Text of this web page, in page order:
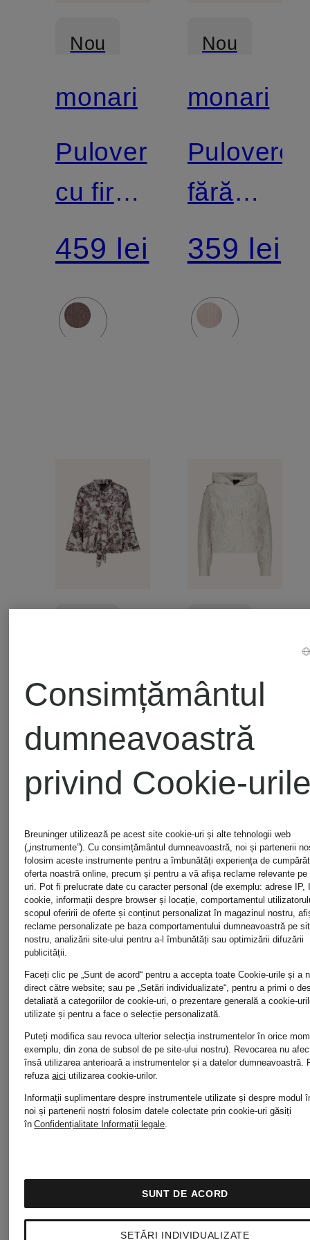
Nou
monari
Pulover
cu fire
strălucitoare
459 lei
Nou
monari
Pulovere
fără
mâneci
359 lei
monari
Bluză
cu
și
volane
669 lei
monari
Hanorac
tricotat
strălucitor
și
paiete
819 lei
Nou
Certificat
monari
monari
Consimțământul
dumneavoastră
privind Cookie-
Breuninger utilizează pe acest site cookie-uri și alte tehnologii web
(„instrumente”). Cu consimțământul dumneavoastră, noi și partenerii
folosim aceste instrumente pentru a îmbunătăți experiența de
oferta noastră online, precum și pentru a vă afișa reclame relevante
uri. Pot fi prelucrate date cu caracter personal (de exemplu: adrese IP,
cookie, informații despre browser și locație, comportamentul
scopul oferirii de oferte și conținut personalizat în magazinul nostru,
reclame personalizate pe baza comportamentului dumneavoastră pe
nostru, analizării site-ului pentru a-l îmbunătăți sau optimizării difuzării
publicității.
Faceți clic pe „Sunt de acord“ pentru a accepta toate Cookie-urile și a
direct către website; sau pe „Setări individualizate“, pentru a primi o
detaliată a categoriilor de cookie-uri, o prezentare generală a cookie-
utilizate și pentru a face o selecție personalizată.
Puteți modifica sau revoca ulterior selecția instrumentelor în orice
exemplu, din zona de subsol de pe site-ului nostru). Revocarea nu
însă utilizarea anterioară a instrumentelor și a datelor dumneavoastră.
refuzaaici utilizarea cookie-urilor.
Informații suplimentare despre instrumentele utilizate și despre modul
noi și partenerii noștri folosim datele colectate prin cookie-uri găsiți
înConfidențialitate Informații legale.
SETĂRI INDIVIDUALIZATE
SUNT DE ACORD